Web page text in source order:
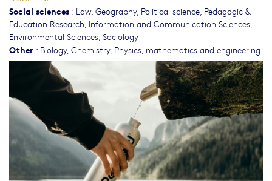
Social sciences : Law, Geography, Political science Pedagogic &
Education Research Information and Communication Sciences
Environmental Sciences Sociology
Other : Biology, Chemistry, Physics, mathematics and engineering